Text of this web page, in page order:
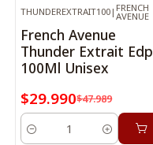
-38%OFF
THUNDEREXTRAIT100 | FRENCH
AVENUE
French Avenue
Thunder Extrait Edp
100Ml Unisex
$29.990$47.989
Cantidad